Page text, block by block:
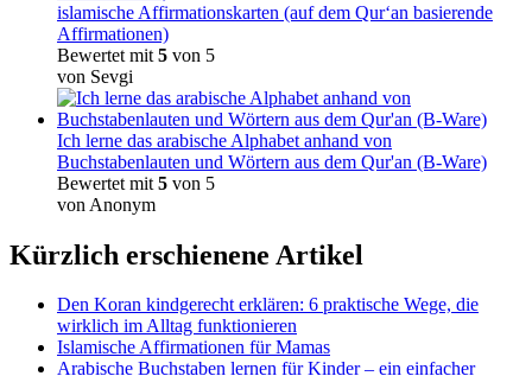
islamische Affirmationskarten (auf dem Qur‘an basierende
Affirmationen)
Bewertet mit 5 von 5
von Sevgi
Ich lerne das arabische Alphabet anhand von
Buchstabenlauten und Wörtern aus dem Qur'an (B-Ware)
Bewertet mit 5 von 5
von Anonym
Kürzlich erschienene Artikel
Den Koran kindgerecht erklären: 6 praktische Wege, die
wirklich im Alltag funktionieren
Islamische Affirmationen für Mamas
Arabische Buchstaben lernen für Kinder – ein einfacher